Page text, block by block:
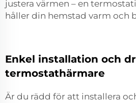
justera värmen – en
håller din hemstad varm och
Enkel installation och
termostathärmare
Är du rädd för att installera